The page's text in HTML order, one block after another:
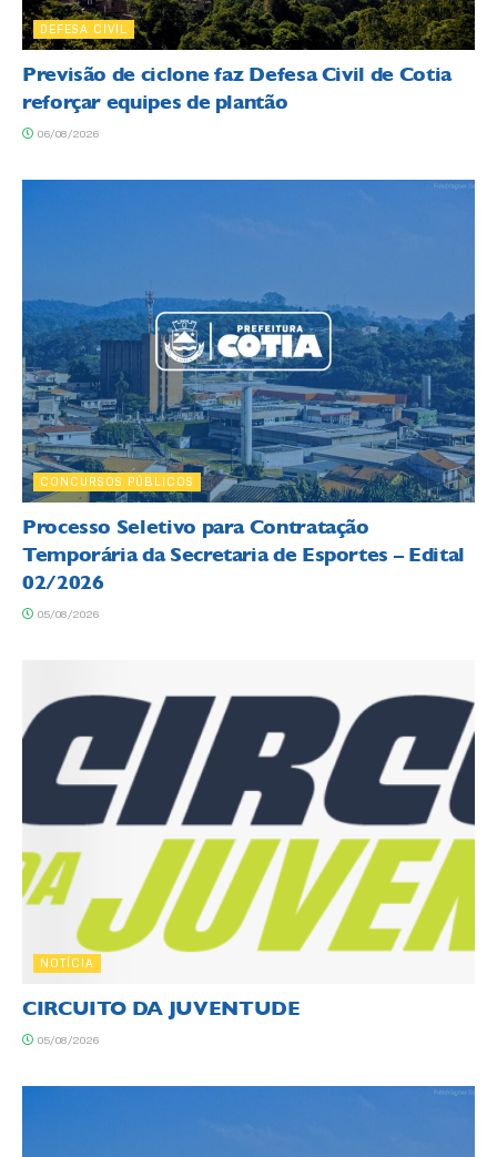
DEFESA CIVIL
Previsão de ciclone faz Defesa Civil de Cotia
reforçar equipes de plantão
06/08/2026
CONCURSOS PÚBLICOS
Processo Seletivo para Contratação
Temporária da Secretaria de Esportes – Edital
02/2026
05/08/2026
NOTÍCIA
CIRCUITO DA JUVENTUDE
05/08/2026